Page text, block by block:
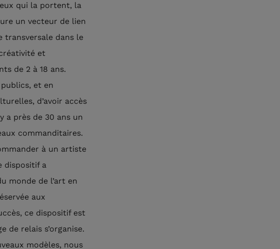
qui la portent, la
un vecteur de lien
transversale dans le
et
de 2 à 18 ans.
et en
d’avoir accès
a près de 30 ans un
commanditaires.
à un artiste
dispositif a
monde de l’art en
aux
ce dispositif est
de relais s’organise.
modèles, nous